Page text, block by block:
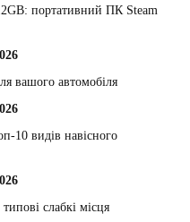
портативний ПК Steam
вашого автомобіля
10 видів навісного
слабкі місця